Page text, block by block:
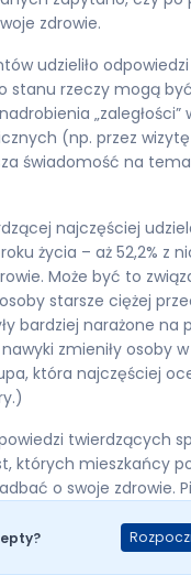
zdrowie.
udzieliło
stanu rzeczy mogą
„zaległości”
(np. przez
świadomość na
najczęściej
życia – aż 52,2% z
Może być to
starsze ciężej
bardziej narażone na
zmieniły osoby
która najczęściej
twierdzących
których mieszkańcy
o swoje zdrowie.
– 42,7%. Za nimi